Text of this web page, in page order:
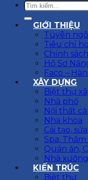
GIỚI THIỆU
Tuyên
Tiêu chí
Chính
Hồ Sơ
Faco –
XÂY DỰNG
Biệt thự
Nhà phố
Nội thất
Nha khoa
Cải tạo,
Spa,
Quán ăn,
Nhà
KIẾN TRÚC
Biệt thự